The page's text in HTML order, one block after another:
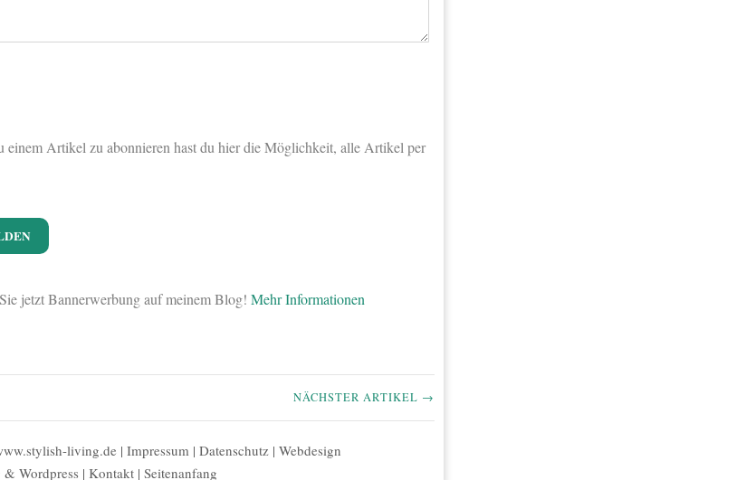
Artikel zu abonnieren hast du hier die Möglichkeit, alle Artikel per
jetzt Bannerwerbung auf meinem Blog! Mehr Informationen
NÄCHSTER ARTIKEL →
living.de | Impressum | Datenschutz | Webdesign
& Wordpress | Kontakt | Seitenanfang